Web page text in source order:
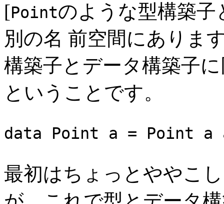
[Pointのような型構築子
別の名 前空間にありま
構築子とデータ構築子
ということです。
data Point a = Point a
最初はちょっとややこ